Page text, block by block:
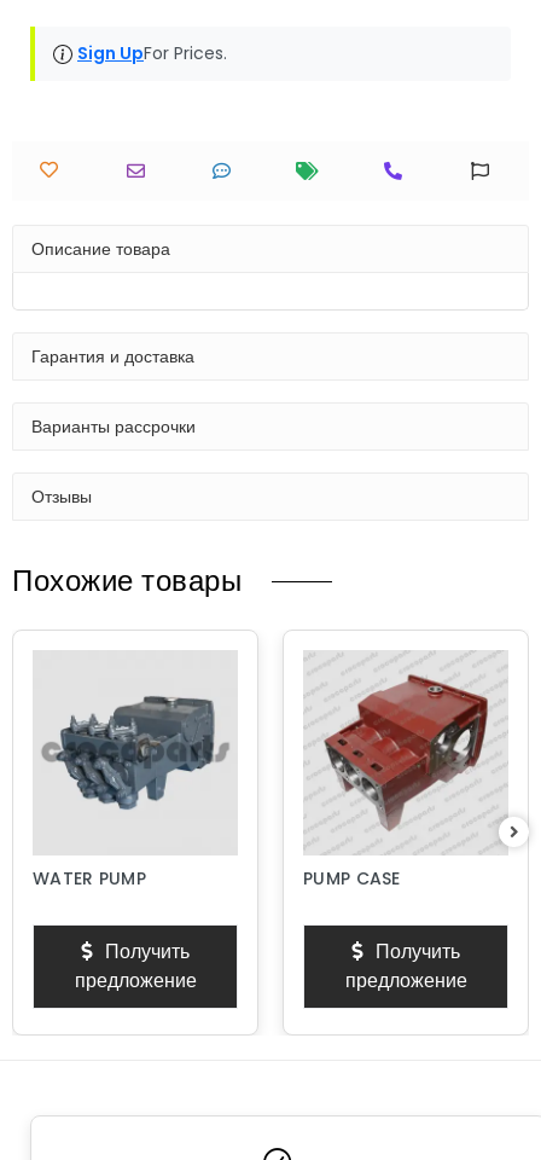
Sign UpFor Prices.
Описание товара
Гарантия и доставка
Варианты рассрочки
Отзывы
Похожие товары
WATER PUMP
Получить
предложение
PUMP CASE
Получить
предложение